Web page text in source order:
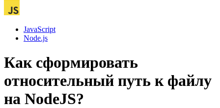
JavaScript
Node.js
Как сформировать
относительный путь к файлу
на NodeJS?